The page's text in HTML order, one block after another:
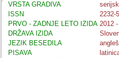
VRSTA GRADIVA
ISSN
2232-
PRVO - ZADNJE LETO IZIDA 2012
DRŽAVA IZIDA
JEZIK BESEDILA
PISAVA